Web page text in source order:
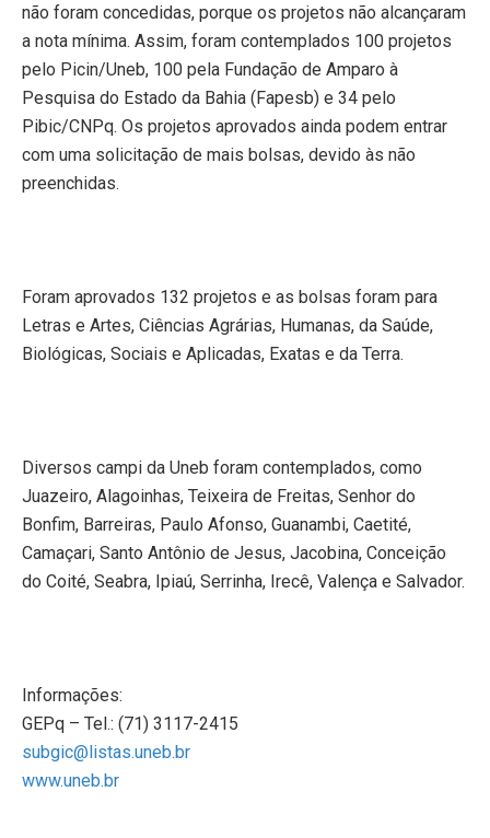
não foram concedidas, porque os projetos não alcançaram
a nota mínima. Assim, foram contemplados 100 projetos
pelo Picin/Uneb, 100 pela Fundação de Amparo à
Pesquisa do Estado da Bahia (Fapesb) e 34 pelo
Pibic/CNPq. Os projetos aprovados ainda podem entrar
com uma solicitação de mais bolsas, devido às não
preenchidas.
Foram aprovados 132 projetos e as bolsas foram para
Letras e Artes, Ciências Agrárias, Humanas, da Saúde,
Biológicas, Sociais e Aplicadas, Exatas e da Terra.
Diversos campi da Uneb foram contemplados, como
Juazeiro, Alagoinhas, Teixeira de Freitas, Senhor do
Bonfim, Barreiras, Paulo Afonso, Guanambi, Caetité,
Camaçari, Santo Antônio de Jesus, Jacobina, Conceição
do Coité, Seabra, Ipiaú, Serrinha, Irecê, Valença e Salvador.
Informações:
GEPq – Tel.: (71) 3117-2415
subgic@listas.uneb.br
www.uneb.br